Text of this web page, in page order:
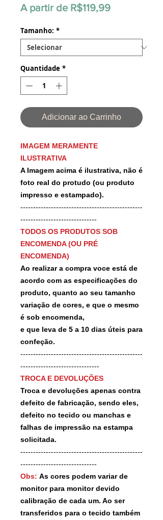
A partir de R$119,99Preço
Tamanho: *
Quantidade *
Adicionar ao Carrinho
IMAGEM MERAMENTE
ILUSTRATIVA
A Imagem acima é ilustrativa, não é
foto real do protudo (ou produto
impresso e estampado).
------------------------------------------------
------------------------------
TODOS OS PRODUTOS SOB
ENCOMENDA (OU PRÉ
ENCOMENDA)
Ao realizar a compra voce está de
acordo com as especificações do
produto, quanto ao seu tamanho
variação de cores, e que o mesmo
é sob encomenda,
e que leva de 5 a 10 dias úteis para
confeção.
------------------------------------------------
-------------------------------
TROCA E DEVOLUÇÕES
Troca e devoluções apenas contra
defeito de fabricação, sendo eles,
defeito no tecido ou manchas e
falhas de impressão na estampa
solicitada.
------------------------------------------------
------------------------------
Obs: As cores podem variar de
monitor para monitor devido
calibração de cada um. Ao ser
transferidos para o tecido também